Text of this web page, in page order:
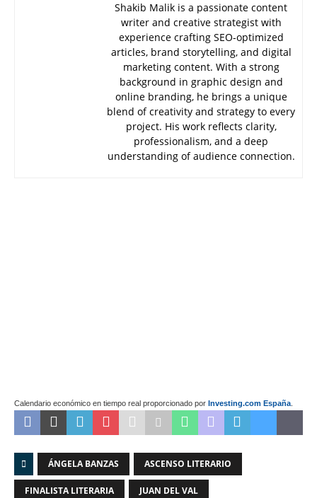
Shakib Malik is a passionate content
writer and creative strategist with
experience crafting SEO-optimized
articles, brand storytelling, and digital
marketing content. With a strong
background in graphic design and
online branding, he brings a unique
blend of creativity and strategy to every
project. His work reflects clarity,
professionalism, and a deep
understanding of audience connection.
Calendario económico en tiempo real proporcionado por Investing.com España
ÁNGELA BANZAS ASCENSO LITERARIO
FINALISTA LITERARIA JUAN DEL VAL